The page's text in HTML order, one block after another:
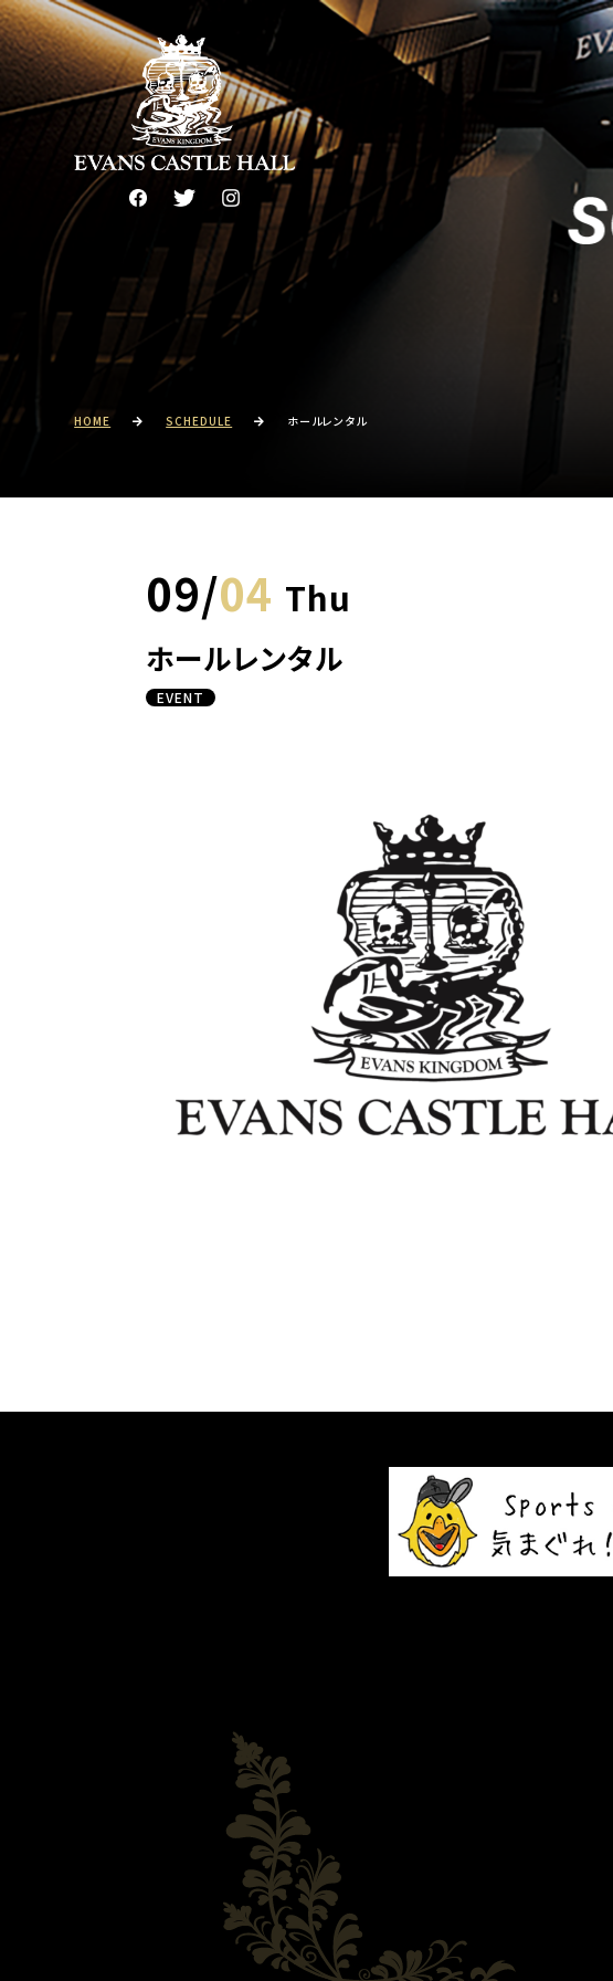
HOME SCHEDULE ホールレンタル
09/04 Thu
ホールレンタル
EVENT